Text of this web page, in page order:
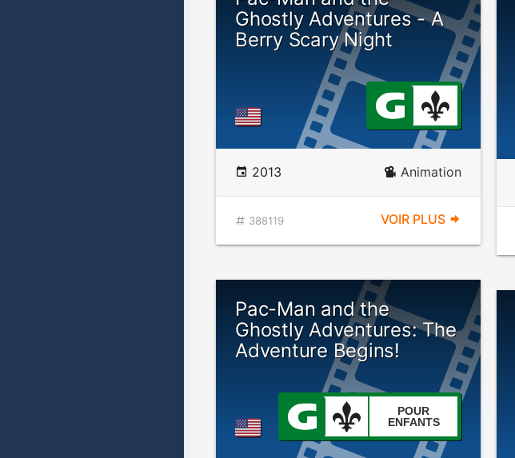
Ghostly Adventures - A
Berry Scary Night
2013 Animation
388119 VOIR PLUS
Pac-Man and the
Ghostly Adventures: The
Adventure Begins!
POUR
ENFANTS